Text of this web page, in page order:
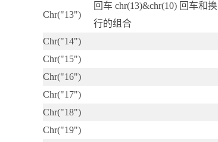
Chr("13")
回车 chr(13)&chr(10) 回车和换
行的组合
Chr("14")
Chr("15")
Chr("16")
Chr("17")
Chr("18")
Chr("19")